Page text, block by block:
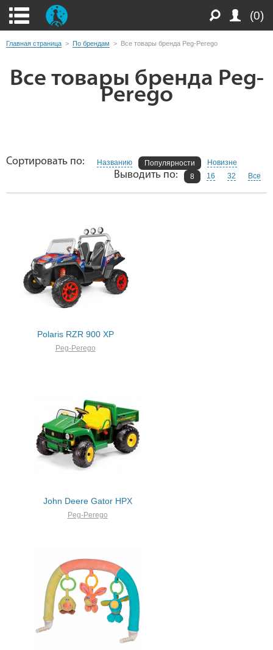
(0)
Главная страница > По брендам > Все товары бренда Peg-Perego
Все товары бренда Peg-
Perego
Сортировать по: Названию Популярности Новизне
Выводить по: 8 16 32 Все
Polaris RZR 900 XP
Peg-Perego
John Deere Gator HPX
Peg-Perego